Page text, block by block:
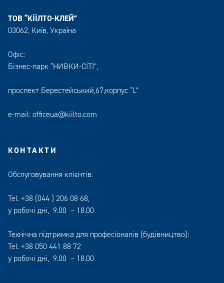
ТОВ “КІІЛТО-КЛЕЙ”
03062, Київ, Україна
Офіс:
Бізнес-парк “НИВКИ-СІТІ”,
проспект Берестейський,67,корпус “L”
e-mail: officeua@kiilto.com
КОНТАКТИ
Обслуговування клієнтів:
Tel. +38 (044 ) 206 08 68,
у робочі дні, 9.00 – 18.00
Технічна підтримка для професіоналів (будівництво):
Tel. +38 050 441 88 72
у робочі дні, 9.00 – 18.00